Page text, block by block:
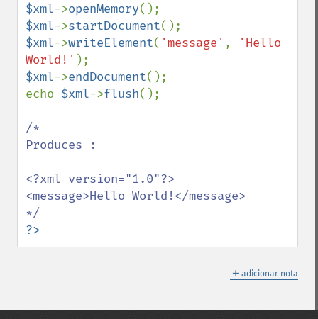
$xml->openMemory
$xml->startDocument
$xml->writeElement( 'message' ,
'Hello
World!'
$xml->endDocument();
echo $xml->flush();
/*
Produces :
<?xml version="1.0"?>
<message>Hello World!</message>
?>
＋ adicionar nota